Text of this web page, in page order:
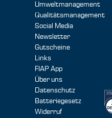
Umweltmanagement
Qualitätsmanagement
Social Media
Newsletter
Gutscheine
Links
FIAP App
Über uns
Datenschutz
Batteriegesetz
Widerruf